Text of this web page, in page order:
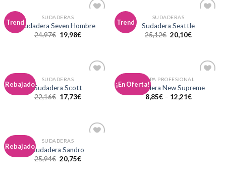
Trend
a la
SUDADERAS
Sudadera Seven Hombre
24,97€ 19,98€
Trend
SUDADERAS
Sudadera Seattle
25,12€ 20,10€
Rebajado
SUDADERAS
Sudadera Scott
22,16€ 17,73€
¡En Oferta!
a la
ROPA PROFESIONAL
Sudadera New Supreme
8,85€– 12,21€
Rebajado
SUDADERAS
Sudadera Sandro
25,94€ 20,75€